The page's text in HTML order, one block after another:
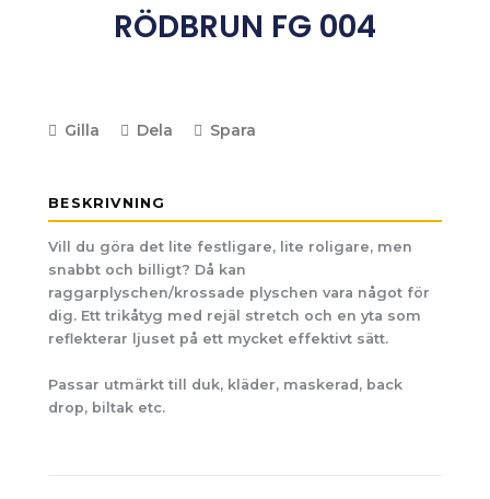
RÖDBRUN FG 004
Gilla Dela Spara
BESKRIVNING
Vill du göra det lite festligare, lite roligare, men
snabbt och billigt? Då kan
raggarplyschen/krossade plyschen vara något för
dig. Ett trikåtyg med rejäl stretch och en yta som
reflekterar ljuset på ett mycket effektivt sätt.
Passar utmärkt till duk, kläder, maskerad, back
drop, biltak etc.